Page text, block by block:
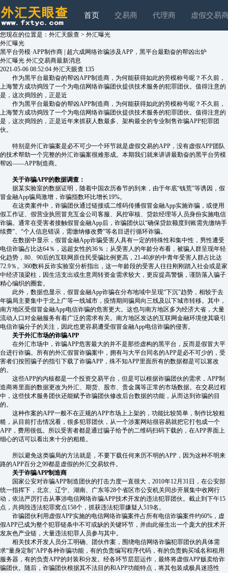
首页 交易商 代理商 虚假交易
您现在的位置是： 外汇天眼查 > 外汇曝光
外汇曝光
黑平台劳模·APP制作商 | 超六成网络诈骗涉及APP，黑平台最勤奋的帮凶出炉
外汇曝光 外汇交易商最新消息
2021-05-06 08:52:04 外汇天眼查 135
作为黑平台最勤奋的帮凶APP制造商，为何能获得如此的劳模称号呢？不久前，
上海警方成功捣毁了一个为电信网络诈骗团伙提供技术服务的犯罪团伙。值得注意的
是，这次捣毁的，正是近
作为黑平台最勤奋的帮凶APP制造商，为何能获得如此的劳模称号呢？不久前，
上海警方成功捣毁了一个为电信网络诈骗团伙提供技术服务的犯罪团伙。值得注意的
是，这次捣毁的，正是近年来抓获人数最多、架构最全的专业制售诈骗APP犯罪团
伙。
特别是外汇诈骗案是必不可少一个环节就是虚假交易的APP，没有虚假APP团队
的技术帮助一个完整的外汇诈骗案很难形成。本期我们就来讲讲最勤奋的黑平台劳模
帮凶——APP制造商。
关于诈骗APP的数据调查：
据某实验室的数据证明，随着中国农历春节的到来，由于年底“钱荒”等诱因，假
冒金融App骗局激增，诈骗指数环比增长19%。
在这类案件中，诈骗团伙通过链接或二维码传播假冒金融App实施诈骗，或使用
假工作证、假营业执照冒充互金公司客服、风控审核、贷款经理等人员身份实施电信
诈骗。通常在受害者接触假冒金融App后，诈骗团伙以“确保贷款额度到账需先缴纳手
续费”、“个人信息错误，需缴纳修改费”等名目进行循环诈骗。
在数据中显示，假冒金融App诈骗受害人具有一定的特殊性和集中性，男性遭受
电信诈骗占比达64％，远超女性的36％；从受害人的年龄分布看，被骗人群呈现年轻
化趋势，80、90后的互联网原住民受骗比例更高，21-40岁的中青年受害人群占比达
72.9％。360数科反诈实验室分析指出，这一年龄段的受害人往往刚刚踏入社会或是家
中经济顶梁柱，因生活支出或生意周转资金需求较大，更应提高警惕，谨防落入骗子
精心编织的圈套。
此外，数据也显示，假冒金融App诈骗在分布地域中呈现“下沉”趋势，相较于去
年骗局主要集中于北上广等一线城市，疫情期间骗局向三线及以下城市转移。其中，
南方地区受假冒金融App电信诈骗的危害更大。这也与南方地区多为经济大省，大量
流动人口对金融服务有着广泛的需求有关。南方地区发达的互联网金融环境使其吸引
电信诈骗分子的关注，因此也更容易遭受假冒金融App电信诈骗的侵害。
关于外汇市场的诈骗APP
在外汇市场中，诈骗APP危害最大的并不是那些虚构的黑平台，反而是假冒大平
台进行诈骗。所有的外汇假冒诈骗案中，拥有与大平台同名的APP是必不可少的，受
害者们按照骗子的指引下载了诈骗APP，殊不知APP里面所有的数据都是可以篡改
的。
这些APP的内核都是一个投资交易平台，但是可以根据诈骗团伙的需求，APP制
造商将里面的数据更改为外汇、期货、股市、贵金属等正常的市场数据。在交易过程
中，这些技术服务团伙还能赋予诈骗团伙修改后台数据的功能，从而达到诈骗的目
的。
这种作案的APP一般不在正规的APP市场上上架的，功能比较简单，制作比较粗
糙，从目前打击情况看，很多犯罪团伙，从一个涉案网站很容易就把它打包成一个
APP，费用很低。所以受害者都是通过骗子给予的二维码扫码下载的，在APP界面上
细心的话可以看出来十分的粗糙。
所以避免这类骗局的方法就是，不要下载任何来历不明的APP，因为这种不明来
路的APP百分之99都是虚假的外汇交易软件。
关于诈骗APP制造商
国家公安对诈骗APP制造团伙的打击力度一直很大，2010年12月31日，在公安部
统一指挥下，北京、辽宁、湖南、广东等28个省区市公安机关同步开展集中收网行
动，依法严厉打击从事涉电信网络诈骗APP技术开发的违法犯罪团伙。截止到下午15
点，共捣毁违法犯罪窝点158个，抓获违法犯罪嫌疑人519名。
诈骗团伙利用虚假APP实施的电信网络诈骗案件占所有电信诈骗案件约60%，虚
假APP已成为整个犯罪链条中不可或缺的关键环节，并由此催生出一个庞大的技术开
发灰色产业链，大量违法犯罪人员参与其中。
相关技术开发人员分工明确、团伙作案，围绕电信网络诈骗犯罪团伙的具体需
求“量身定制”APP各种诈骗功能，有的负责编写程序代码，有的负责购买域名和租用
服务器，有的负责APP的封装和分发。经各环节层层运作，最终将虚假APP贩卖给诈
骗团伙。随后，诈骗团伙根据其不法目的和APP功能特点，将其包装成极具迷惑性